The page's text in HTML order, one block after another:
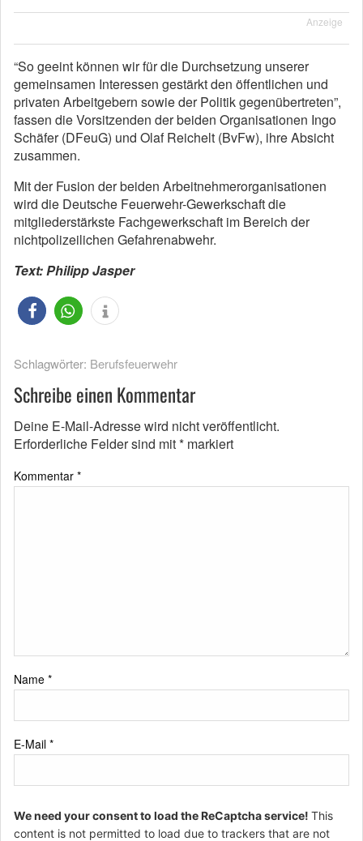
Anzeige
“So geeint können wir für die Durchsetzung unserer
gemeinsamen Interessen gestärkt den öffentlichen und
privaten Arbeitgebern sowie der Politik gegenübertreten”,
fassen die Vorsitzenden der beiden Organisationen Ingo
Schäfer (DFeuG) und Olaf Reichelt (BvFw), ihre Absicht
zusammen.
Mit der Fusion der beiden Arbeitnehmerorganisationen
wird die Deutsche Feuerwehr-Gewerkschaft die
mitgliederstärkste Fachgewerkschaft im Bereich der
nichtpolizeilichen Gefahrenabwehr.
Text: Philipp Jasper
Schlagwörter: Berufsfeuerwehr
Schreibe einen Kommentar
Deine E-Mail-Adresse wird nicht veröffentlicht.
Erforderliche Felder sind mit* markiert
Kommentar *
Name *
E-Mail *
We need your consent to load the ReCaptcha service! This
content is not permitted to load due to trackers that are not